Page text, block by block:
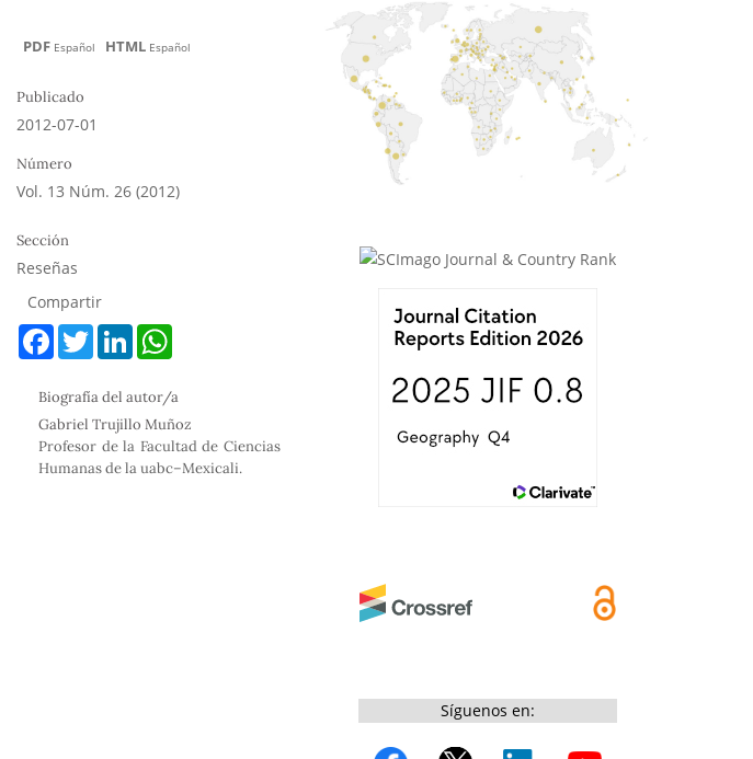
PDF Español HTML Español
Publicado
2012-07-01
Número
Vol. 13 Núm. 26 (2012)
Sección
Reseñas
Compartir
F
a
b
o
o
k
T
w
t
e
L
e
d
I
n
s
A
p
p
Biografía del autor/a
Gabriel Trujillo Muñoz
Profesor de la Facultad de Ciencias
Humanas de la uabc–Mexicali.
Síguenos en: